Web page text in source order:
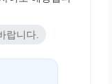
랍니다.